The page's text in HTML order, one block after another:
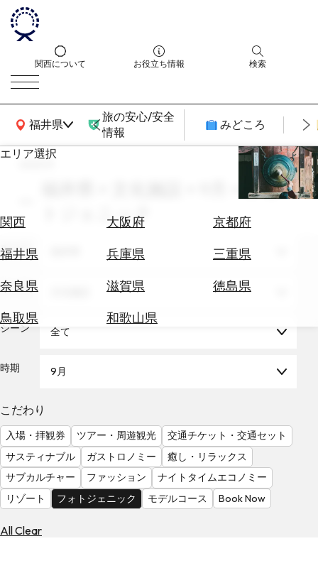
関西について お役立ち情報 検索
福井県
関西広域MAP
旅の安心/安全
情報
みどころ
エリア選択
関西 大阪府
京都府
福井県
兵庫県
三重県
奈良県
滋賀県
徳島県
鳥取県
和歌山県
エ
券
テ
を
る
気
を
見
る
search
福井県 × 文化施設 × 9月 × フォ
トジェニック
エリア
テーマ
シーン 全て
時期 9月
こだわり
入場・拝観券 ツアー・周遊観光
交通チケット・交通セット
サスティナブル
ガストロノミー
癒し・リラックス
サブカルチャー
ファッション
ナイトタイムエコノミー
リゾート
フォトジェニック モデルコース Book Now
All Clear